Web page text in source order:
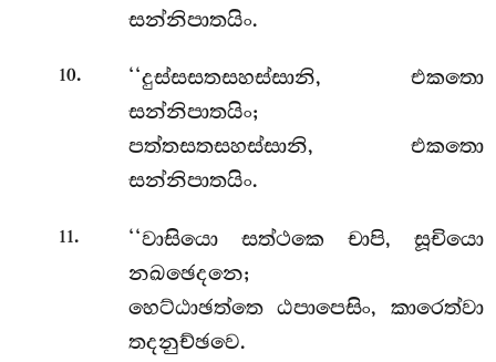
සන්නිපාතයිං.
10.
‘‘දුස්සසතසහස්සානි, එකතො
සන්නිපාතයිං;
පත්තසතසහස්සානි, එකතො
සන්නිපාතයිං.
11. ‘‘වාසියො සත්ථකෙ චාපි, සූචියො
නඛඡෙදනෙ;
හෙට්ඨාඡත්තෙ ඨපාපෙසිං, කාරෙත්වා
තදනුච්ඡවෙ.